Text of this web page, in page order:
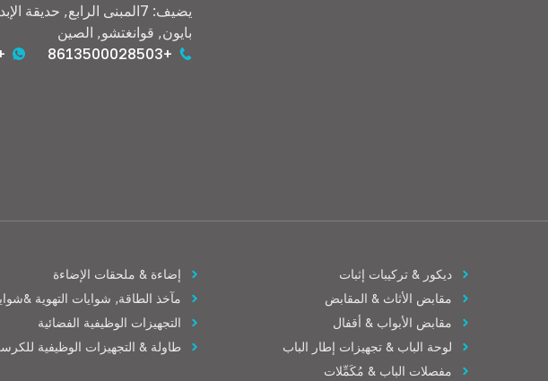
يضيف: 7المبنى الرابع,
بايون, قوانغتشو, الصين
+8613500028503
ديكور & تركيبات إثبات
مقابض الأثاث & المقابض
مقابض الأبواب & أقفال
لوحة الباب & تجهيزات إطار الباب
مفصلات الباب & مُكَمِّلات
إضاءة & ملحقات الإضاءة
مآخذ الطاقة, شوايات التهوية
التجهيزات الوظيفية الفضائية
طاولة & التجهيزات الوظيفية